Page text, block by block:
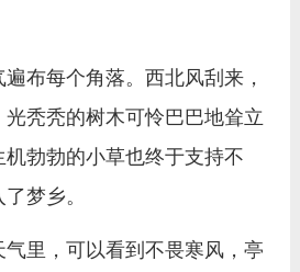
布每个角落。西北风刮来，
秃秃的树木可怜巴巴地耸立
勃勃的小草也终于支持不
梦乡。
里，可以看到不畏寒风，亭